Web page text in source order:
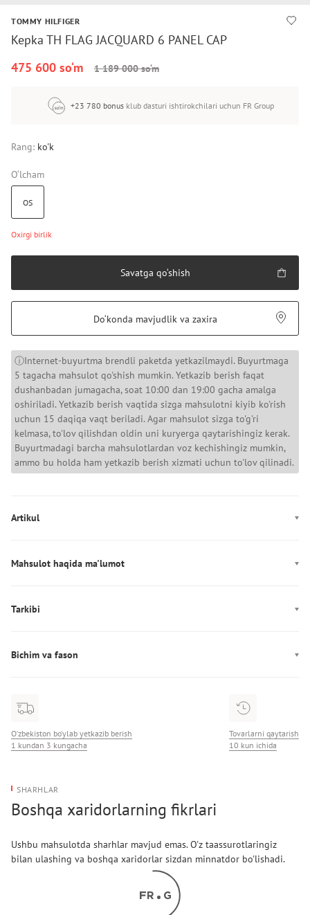
TOMMY HILFIGER
Kepka TH FLAG JACQUARD 6 PANEL CAP
475 600 so‘m
1 189 000 so‘m
+23 780 bonus klub dasturi ishtirokchilari uchun FR Group
Rang: ko'k
O‘lcham
OS
Oxirgi birlik
Savatga qo‘shish
Do‘konda mavjudlik va zaxira
ⓘInternet-buyurtma brendli paketda yetkazilmaydi. Buyurtmaga
5 tagacha mahsulot qo'shish mumkin. Yetkazib berish faqat
dushanbadan jumagacha, soat 10:00 dan 19:00 gacha amalga
oshiriladi. Yetkazib berish vaqtida sizga mahsulotni kiyib ko'rish
uchun 15 daqiqa vaqt beriladi. Agar mahsulot sizga to'g'ri
kelmasa, to'lov qilishdan oldin uni kuryerga qaytarishingiz kerak.
Buyurtmadagi barcha mahsulotlardan voz kechishingiz mumkin,
ammo bu holda ham yetkazib berish xizmati uchun to'lov qilinadi.
Artikul
Mahsulot haqida ma'lumot
Mahkamlagich: Tortma
Tarkibi
Bichim va fason
O‘zbekiston bo‘ylab yetkazib berish
1 kundan 3 kungacha
Tovarlarni qaytarish
10 kun ichida
SHARHLAR
Boshqa xaridorlarning fikrlari
Ushbu mahsulotda sharhlar mavjud emas. O'z taassurotlaringiz
bilan ulashing va boshqa xaridorlar sizdan minnatdor bo'lishadi.